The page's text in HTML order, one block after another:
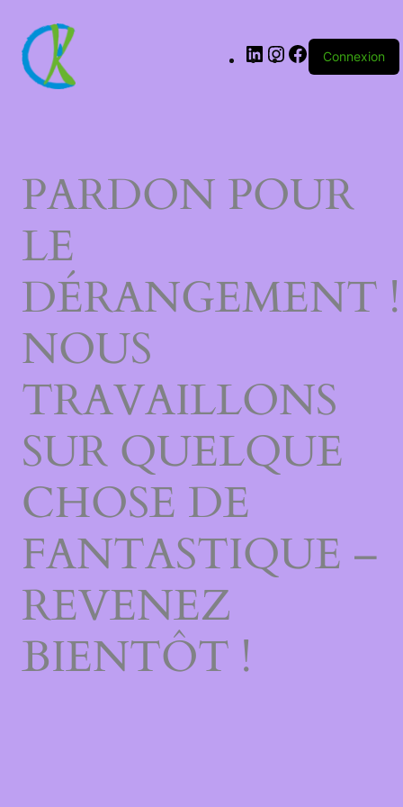
Connexion
PARDON POUR
LE
DÉRANGEMENT !
NOUS
TRAVAILLONS
SUR QUELQUE
CHOSE DE
FANTASTIQUE –
REVENEZ
BIENTÔT !